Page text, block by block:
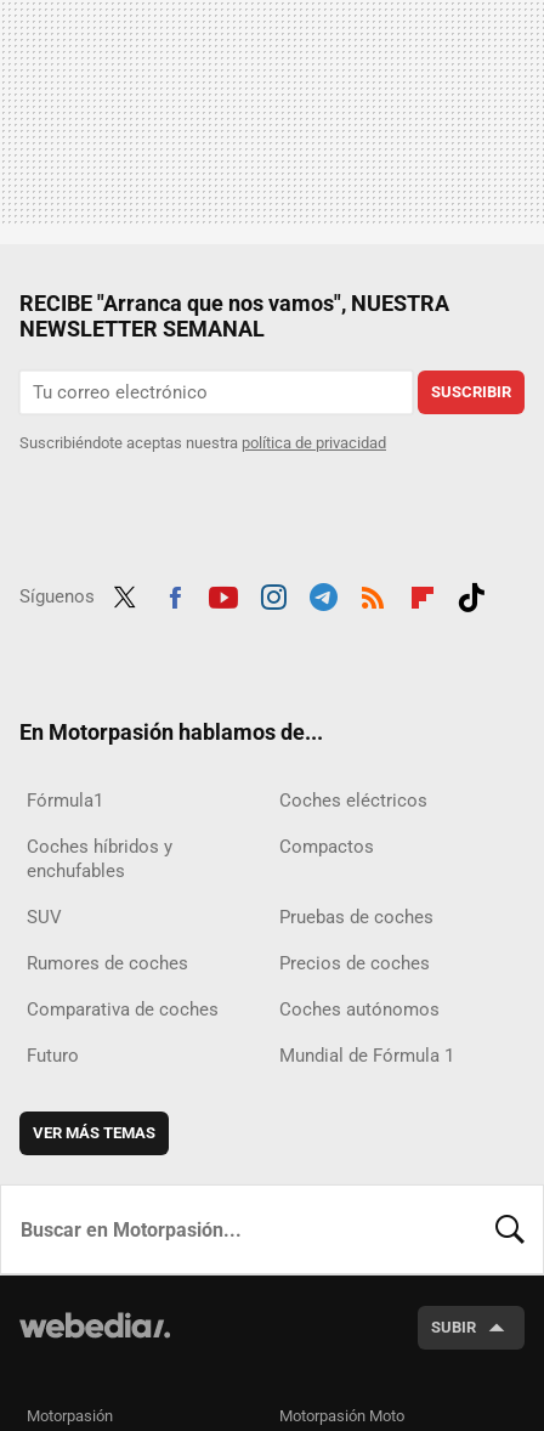
RECIBE "Arranca que nos vamos", NUESTRA
NEWSLETTER SEMANAL
SUSCRIBIR
Suscribiéndote aceptas nuestra política de privacidad
Síguenos
En Motorpasión hablamos de...
Fórmula1 Coches eléctricos
Coches híbridos y
enchufables
Compactos
SUV Pruebas de coches
Rumores de coches Precios de coches
Comparativa de coches Coches autónomos
Futuro Mundial de Fórmula 1
VER MÁS TEMAS
SUBIR
Motorpasión Motorpasión Moto